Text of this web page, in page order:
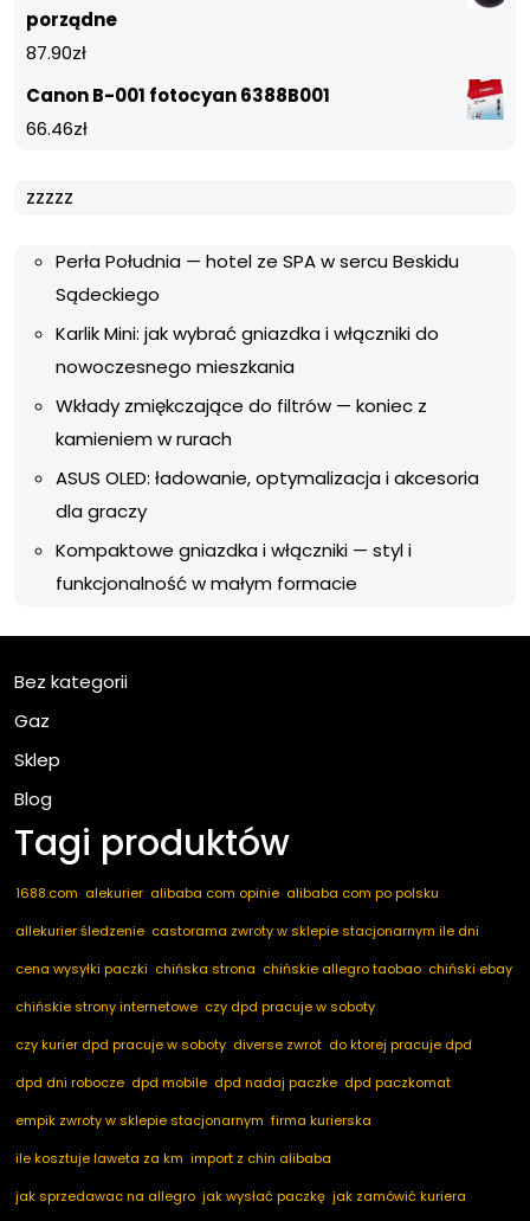
porządne
87.90zł
Canon B-001 fotocyan 6388B001
66.46zł
zzzzz
Perła Południa — hotel ze SPA w sercu Beskidu
Sądeckiego
Karlik Mini: jak wybrać gniazdka i włączniki do
nowoczesnego mieszkania
Wkłady zmiękczające do filtrów — koniec z
kamieniem w rurach
ASUS OLED: ładowanie, optymalizacja i akcesoria
dla graczy
Kompaktowe gniazdka i włączniki — styl i
funkcjonalność w małym formacie
Bez kategorii
Gaz
Sklep
Blog
Tagi produktów
1688.com alekurier alibaba com opinie alibaba com po polsku
allekurier śledzenie castorama zwroty w sklepie stacjonarnym ile dni
cena wysyłki paczki chińska strona chińskie allegro taobao chiński ebay
chińskie strony internetowe czy dpd pracuje w soboty
czy kurier dpd pracuje w soboty diverse zwrot do ktorej pracuje dpd
dpd dni robocze dpd mobile dpd nadaj paczke dpd paczkomat
empik zwroty w sklepie stacjonarnym firma kurierska
ile kosztuje laweta za km import z chin alibaba
jak sprzedawac na allegro jak wysłać paczkę jak zamówić kuriera